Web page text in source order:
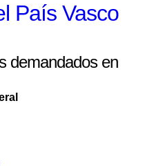
País Vasco
demandados en